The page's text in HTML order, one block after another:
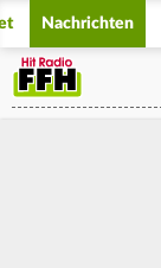
Nachrichten